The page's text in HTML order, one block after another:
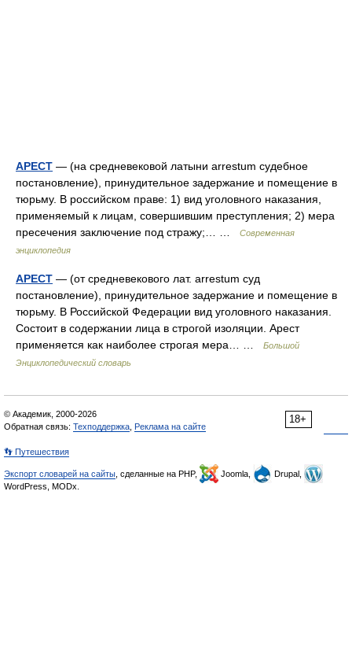
АРЕСТ — (на средневековой латыни arrestum судебное
постановление), принудительное задержание и помещение в
тюрьму. В российском праве: 1) вид уголовного наказания,
применяемый к лицам, совершившим преступления; 2) мера
пресечения заключение под стражу;… …
Современная
энциклопедия
АРЕСТ — (от средневекового лат. arrestum суд
постановление), принудительное задержание и помещение в
тюрьму. В Российской Федерации вид уголовного наказания.
Состоит в содержании лица в строгой изоляции. Арест
применяется как наиболее строгая мера… …
Большой
Энциклопедический словарь
18+
© Академик, 2000-2026
Обратная связь: Техподдержка Реклама на сайте
👣 Путешествия
Экспорт словарей на сайты , сделанные на PHP, Joomla,
Drupal,
WordPress, MODx.